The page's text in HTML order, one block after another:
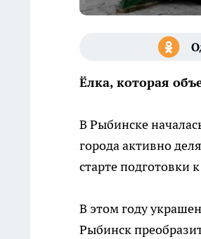
Ёлка, которая
В Рыбинске
города активно
старте подготовки
В этом году
Рыбинск